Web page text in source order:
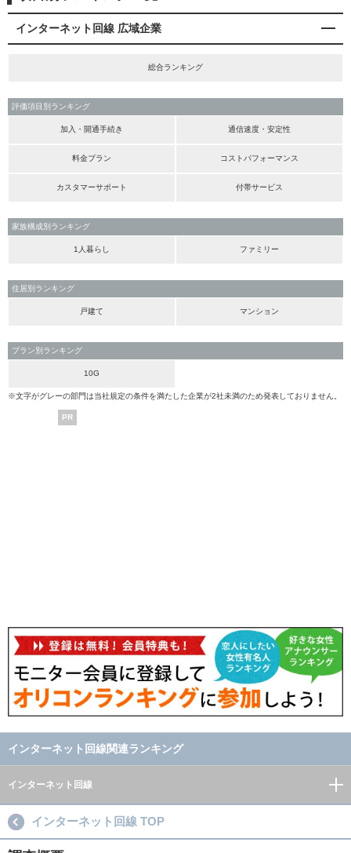
インターネット回線 広域企業
総合ランキング
評価項目別ランキング
加入・開通手続き 通信速度・安定性
料金プラン コストパフォーマンス
カスタマーサポート 付帯サービス
家族構成別ランキング
1人暮らし ファミリー
住居別ランキング
戸建て マンション
プラン別ランキング
10G
※文字がグレーの部門は当社規定の条件を満たした企業が2社未満のため発表しておりません。
PR
インターネット回線関連ランキング
インターネット回線
インターネット回線 TOP